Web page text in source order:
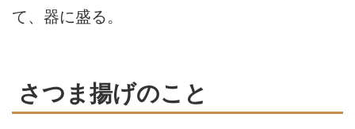
て、器に盛る。
さつま揚げのこと